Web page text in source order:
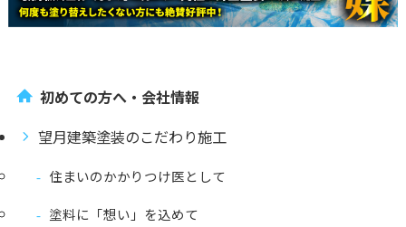
初めての方へ・会社情報
望月建築塗装のこだわり施工
住まいのかかりつけ医として
塗料に「想い」を込めて